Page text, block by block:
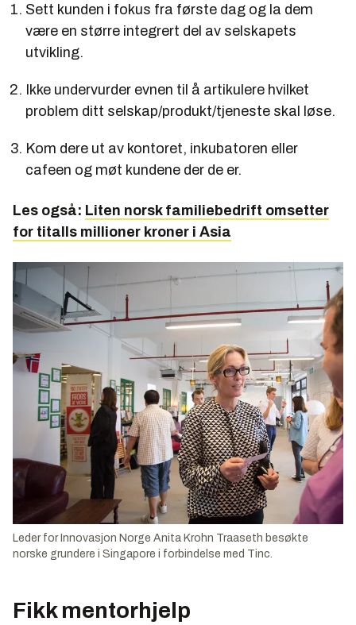
Sett kunden i fokus fra første dag og la dem
være en større integrert del av selskapets
utvikling.
Ikke undervurder evnen til å artikulere hvilket
problem ditt selskap/produkt/tjeneste skal løse.
Kom dere ut av kontoret, inkubatoren eller
cafeen og møt kundene der de er.
Les også: Liten norsk familiebedrift omsetter
for titalls millioner kroner i Asia
Leder for Innovasjon Norge Anita Krohn Traaseth besøkte
norske grundere i Singapore i forbindelse med Tinc.
Fikk mentorhjelp